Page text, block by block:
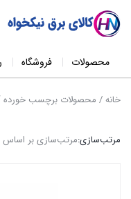
محصولات فروشگاه
خانه/ محصولات برچسب خورده
مرتب‌سازی:مرتب‌سازی بر اساس